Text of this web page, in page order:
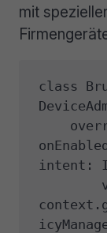
mit
class
intent: